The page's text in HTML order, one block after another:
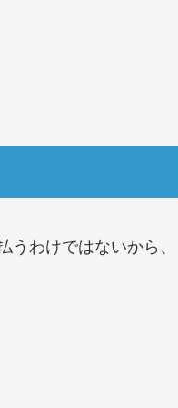
わけではないから、